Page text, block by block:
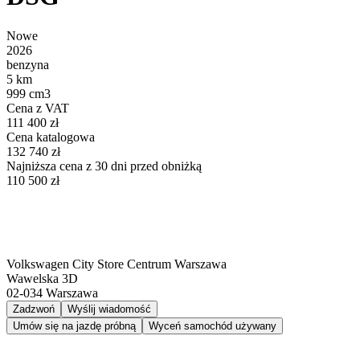
Nowe
2026
benzyna
5 km
999 cm3
Cena z VAT
111 400 zł
Cena katalogowa
132 740 zł
Najniższa cena z 30 dni przed obniżką
110 500 zł
Volkswagen City Store Centrum Warszawa
Wawelska 3D
02-034 Warszawa
Zadzwoń
Wyślij wiadomość
Umów się na jazdę próbną
Wyceń samochód używany